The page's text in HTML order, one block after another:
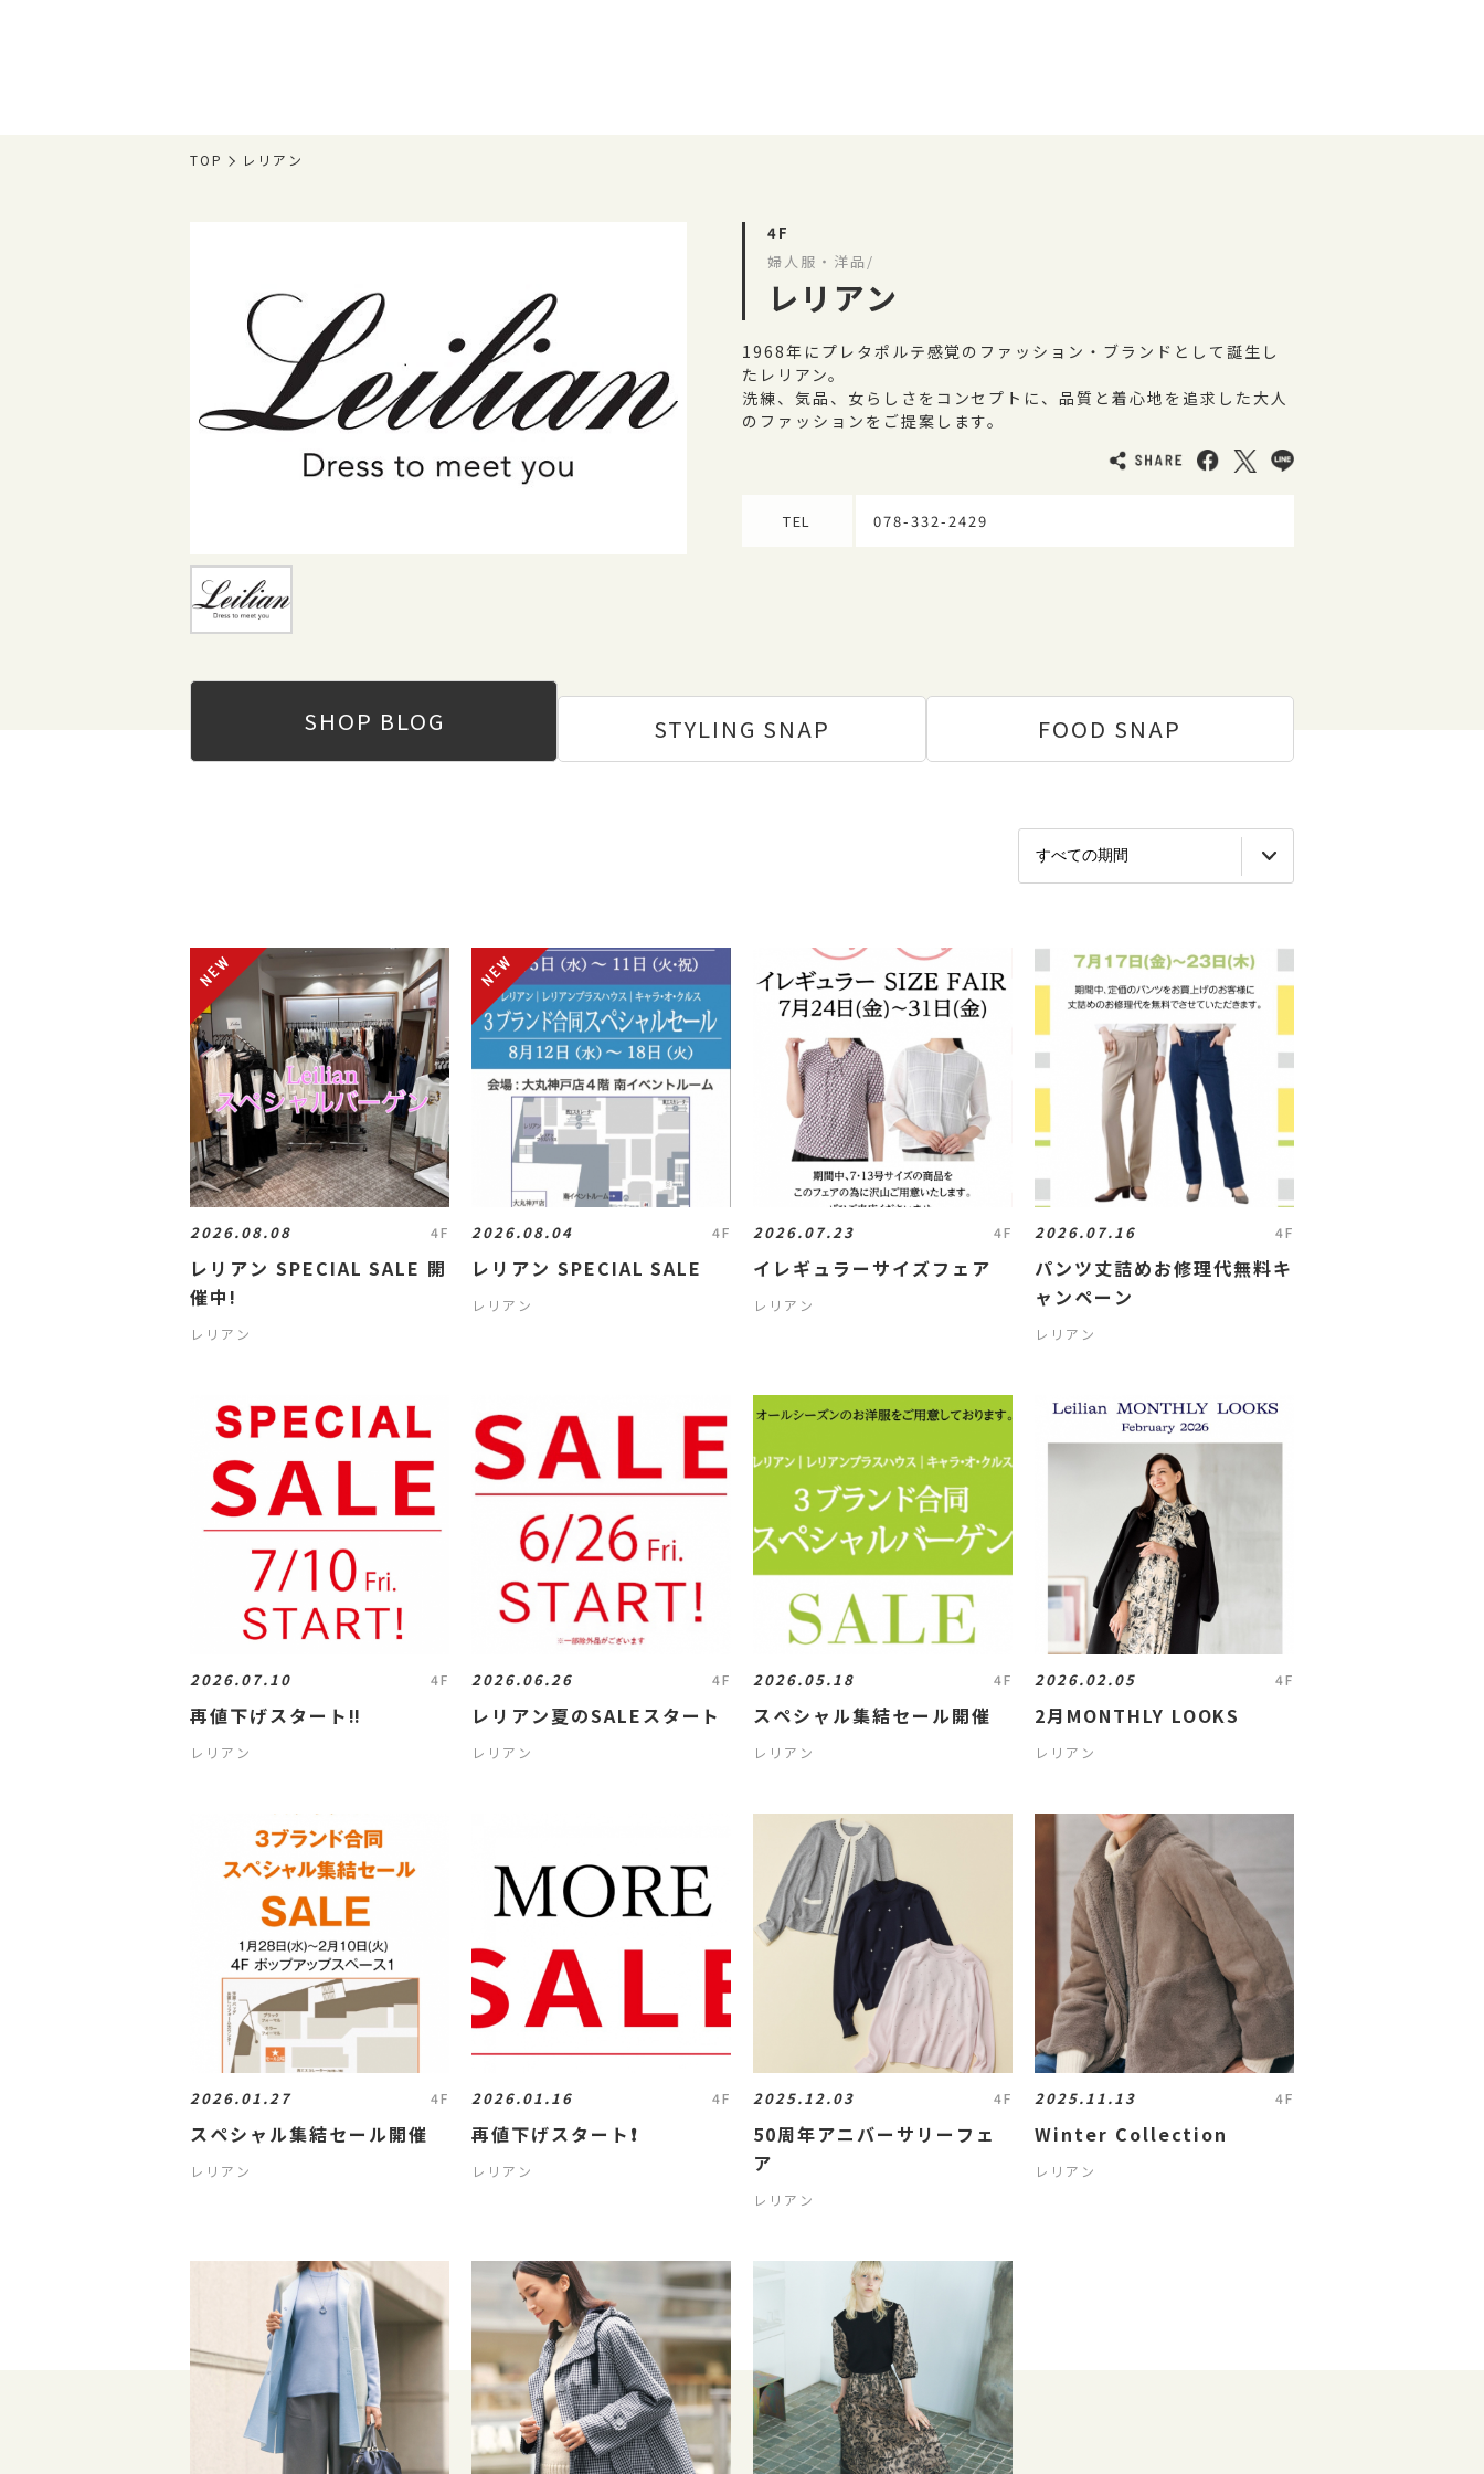
TOP レリアン
4F
婦人服・洋品/
レリアン
1968年にプレタポルテ感覚のファッション・ブランドとして誕生し
たレリアン。
洗練、気品、女らしさをコンセプトに、品質と着心地を追求した大人
のファッションをご提案します。
TEL 078-332-2429
SHOP BLOG STYLING SNAP FOOD SNAP
2026.08.08 4F
レリアン SPECIAL SALE 開
催中!
レリアン
2026.08.04 4F
レリアン SPECIAL SALE
レリアン
2026.07.23 4F
イレギュラーサイズフェア
レリアン
2026.07.16 4F
パンツ丈詰めお修理代無料キ
ャンペーン
レリアン
2026.07.10 4F
再値下げスタート‼️
レリアン
2026.06.26 4F
レリアン夏のSALEスタート
レリアン
2026.05.18 4F
スペシャル集結セール開催
レリアン
2026.02.05 4F
2月MONTHLY LOOKS
レリアン
2026.01.27 4F
スペシャル集結セール開催
レリアン
2026.01.16 4F
再値下げスタート❗️
レリアン
2025.12.03 4F
50周年アニバーサリーフェ
ア
レリアン
2025.11.13 4F
Winter Collection
レリアン